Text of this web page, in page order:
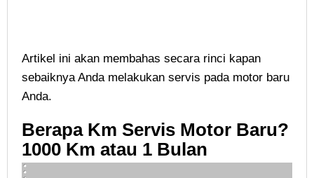
Artikel ini akan membahas secara rinci kapan
sebaiknya Anda melakukan servis pada motor baru
Anda.
Berapa Km Servis Motor Baru?
1000 Km atau 1 Bulan